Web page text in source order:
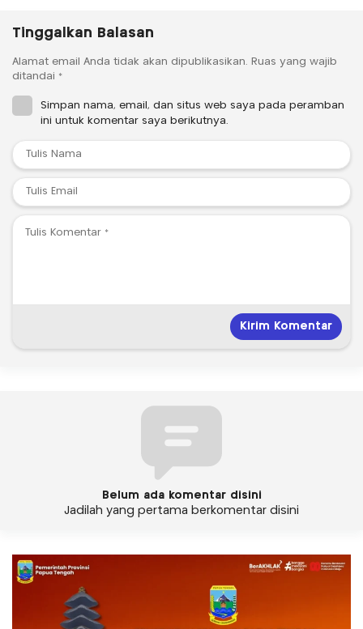
Tinggalkan Balasan
Alamat email Anda tidak akan dipublikasikan. Ruas yang wajib
ditandai *
Simpan nama, email, dan situs web saya pada peramban
ini untuk komentar saya berikutnya.
Belum ada komentar disini
Jadilah yang pertama berkomentar disini